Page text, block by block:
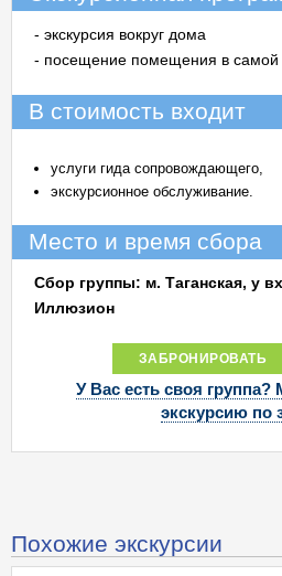
- экскурсия вокруг дома
- посещение помещения в самой
В стоимость входит
услуги гида сопровождающего,
экскурсионное обслуживание.
Место и время сбора
Сбор группы: м. Таганская, у
Иллюзион
ЗАБРОНИРОВАТЬ
У Вас есть своя
экскурсию по
Похожие экскурсии